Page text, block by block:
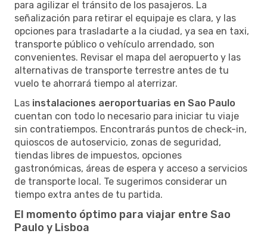
para agilizar el tránsito de los pasajeros. La
señalización para retirar el equipaje es clara, y las
opciones para trasladarte a la ciudad, ya sea en taxi,
transporte público o vehículo arrendado, son
convenientes. Revisar el mapa del aeropuerto y las
alternativas de transporte terrestre antes de tu
vuelo te ahorrará tiempo al aterrizar.
Las instalaciones aeroportuarias en Sao Paulo
cuentan con todo lo necesario para iniciar tu viaje
sin contratiempos. Encontrarás puntos de check-in,
quioscos de autoservicio, zonas de seguridad,
tiendas libres de impuestos, opciones
gastronómicas, áreas de espera y acceso a servicios
de transporte local. Te sugerimos considerar un
tiempo extra antes de tu partida.
El momento óptimo para viajar entre Sao
Paulo y Lisboa